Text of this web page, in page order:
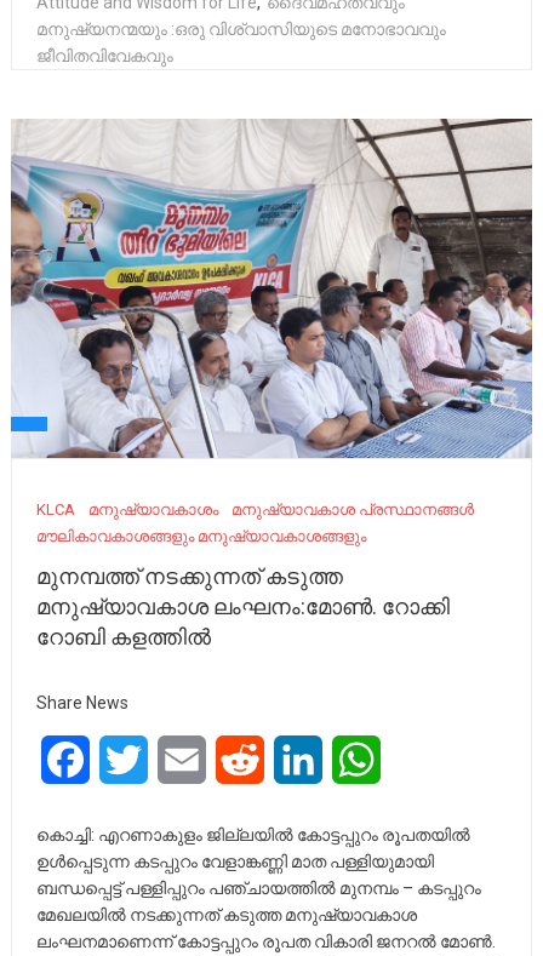
മനുഷ്യനന്മയും :ഒരു വിശ്വാസിയുടെ മനോഭാവവും
ജീവിതവിവേകവും
KLCA മനുഷ്യാവകാശം
മനുഷ്യാവകാശ പ്രസ്ഥാനങ്ങൾ
മൗലികാവകാശങ്ങളും മനുഷ്യാവകാശങ്ങളും
മുനമ്പത്ത് നടക്കുന്നത് കടുത്ത
മനുഷ്യാവകാശ ലംഘനം:മോണ്‍. റോക്കി
റോബി കളത്തില്‍
Share News
FacebookTwitter Email Reddit LinkedIn
കൊച്ചി: എറണാകുളം ജില്ലയില്‍ കോട്ടപ്പുറം രൂപതയില്‍
ഉള്‍പ്പെടുന്ന കടപ്പുറം വേളാങ്കണ്ണി മാത പള്ളിയുമായി
ബന്ധപ്പെട്ട് പള്ളിപ്പുറം പഞ്ചായത്തില്‍ മുനമ്പം – കടപ്പുറം
മേഖലയില്‍ നടക്കുന്നത് കടുത്ത മനുഷ്യാവകാശ
ലംഘനമാണെന്ന് കോട്ടപ്പുറം രൂപത വികാരി ജനറല്‍ മോണ്‍.